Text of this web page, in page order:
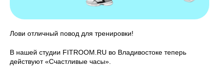
Лови отличный повод для тренировки!
В нашей студии FITROOM.RU во Владивостоке теперь
действуют «Счастливые часы».